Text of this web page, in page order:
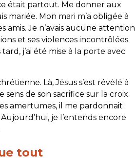
était partout. Me donner aux
mariée. Mon mari m’a obligée à
Je n’avais aucune attention
et ses violences incontrôlées.
j’ai été mise à la porte avec
Là, Jésus s’est révélé à
sens de son sacrifice sur la croix
amertumes, il me pardonnait
je l’entends encore
tout